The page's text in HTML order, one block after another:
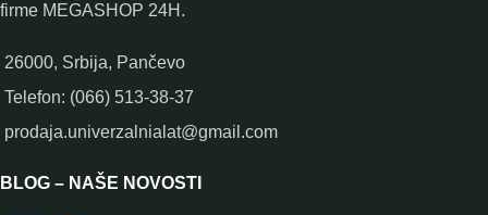
firme MEGASHOP 24H.
26000, Srbija, Pančevo
Telefon: (066) 513-38-37
prodaja.univerzalnialat@gmail.com
BLOG – NAŠE NOVOSTI